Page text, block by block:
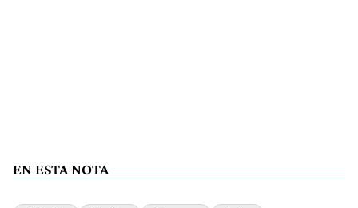
EN ESTA NOTA